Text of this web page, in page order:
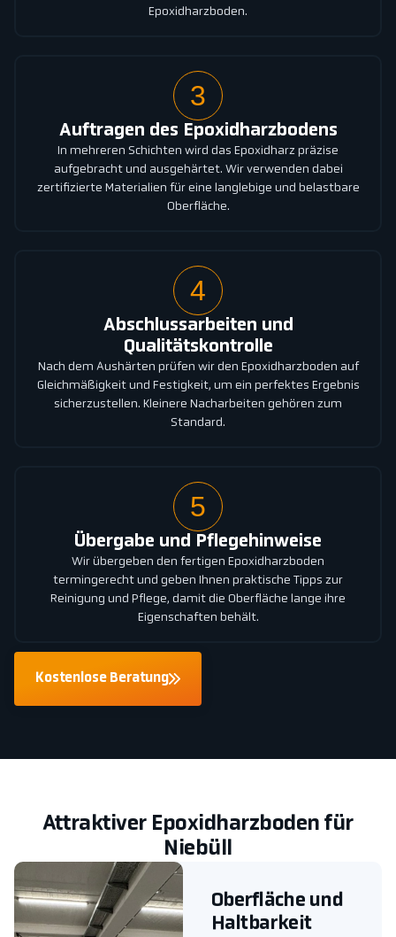
Epoxidharzboden.
3
Auftragen des Epoxidharzbodens
In mehreren Schichten wird das Epoxidharz präzise
aufgebracht und ausgehärtet. Wir verwenden dabei
zertifizierte Materialien für eine langlebige und belastbare
Oberfläche.
4
Abschlussarbeiten und
Qualitätskontrolle
Nach dem Aushärten prüfen wir den Epoxidharzboden auf
Gleichmäßigkeit und Festigkeit, um ein perfektes Ergebnis
sicherzustellen. Kleinere Nacharbeiten gehören zum
Standard.
5
Übergabe und Pflegehinweise
Wir übergeben den fertigen Epoxidharzboden
termingerecht und geben Ihnen praktische Tipps zur
Reinigung und Pflege, damit die Oberfläche lange ihre
Eigenschaften behält.
Kostenlose Beratung
Attraktiver Epoxidharzboden für
Niebüll
Oberfläche und
Haltbarkeit